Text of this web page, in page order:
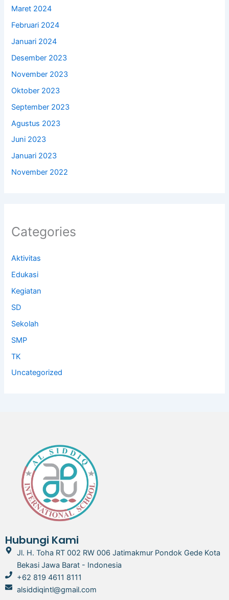
Maret 2024
Februari 2024
Januari 2024
Desember 2023
November 2023
Oktober 2023
September 2023
Agustus 2023
Juni 2023
Januari 2023
November 2022
Categories
Aktivitas
Edukasi
Kegiatan
SD
Sekolah
SMP
TK
Uncategorized
Hubungi Kami
Jl. H. Toha RT 002 RW 006 Jatimakmur Pondok Gede Kota
Bekasi Jawa Barat - Indonesia
+62 819 4611 8111
alsiddiqintl@gmail.com